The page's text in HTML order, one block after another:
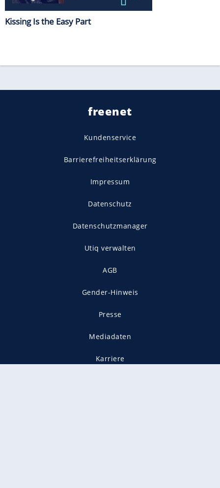
Kissing Is the Easy Part
freenet
Kundenservice
Barrierefreiheitserklärung
Impressum
Datenschutz
Datenschutzmanager
Utiq verwalten
AGB
Gender-Hinweis
Presse
Mediadaten
Karriere